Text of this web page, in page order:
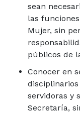
sean
las
Mujer, sin
públicos de
Conocer en
servidoras y
Secretaría,